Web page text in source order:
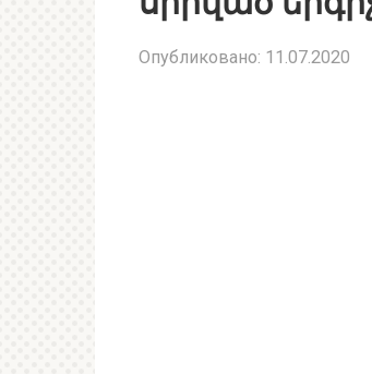
Опубликовано: 11.07.2020